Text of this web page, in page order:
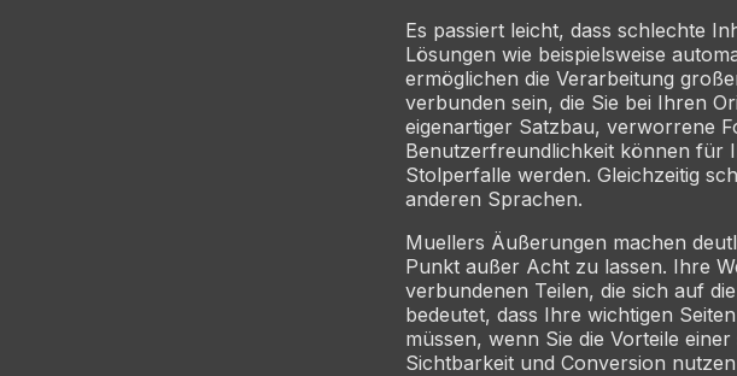
Es passiert leicht, dass schlechte
Lösungen wie beispielsweise
ermöglichen die Verarbeitung
verbunden sein, die Sie bei Ihren
eigenartiger Satzbau, verworrene
Benutzerfreundlichkeit können für
Stolperfalle werden. Gleichzeitig
anderen Sprachen.
Muellers Äußerungen machen
Punkt außer Acht zu lassen. Ihre
verbundenen Teilen, die sich auf
bedeutet, dass Ihre wichtigen
müssen, wenn Sie die Vorteile
Sichtbarkeit und Conversion